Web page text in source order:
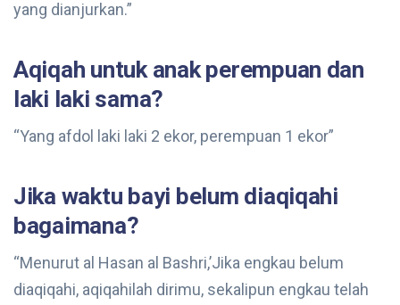
yang dianjurkan.”
Aqiqah untuk anak perempuan dan
laki laki sama?
“Yang afdol laki laki 2 ekor, perempuan 1 ekor”
Jika waktu bayi belum diaqiqahi
bagaimana?
“Menurut al Hasan al Bashri,’Jika engkau belum
diaqiqahi, aqiqahilah dirimu, sekalipun engkau telah